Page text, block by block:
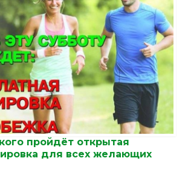
пройдёт открытая
для всех желающих